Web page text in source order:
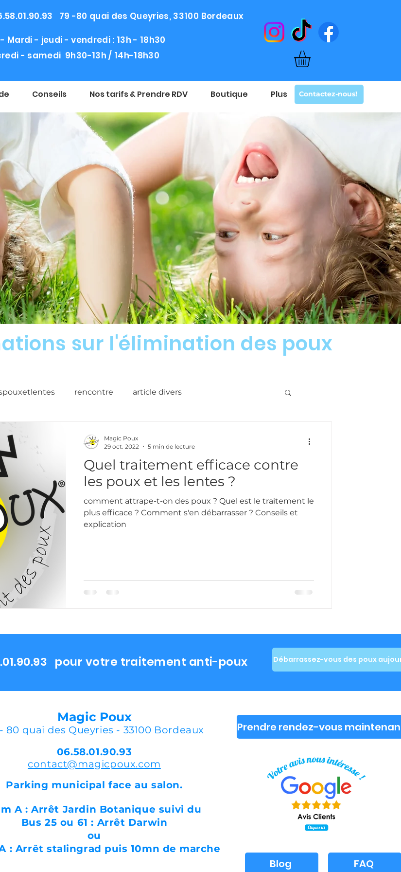
79 -80 quai des Queyries, 33100 Bordeaux
Mardi - jeudi - vendredi : 13h - 18h30
- samedi 9h30-13h / 14h-18h30
Conseils Nos tarifs & Prendre RDV Boutique Plus Contactez-nous!
sur l'élimination des poux
rencontre article divers
Quel traitement efficace contre
les poux et les lentes ?
comment attrape-t-on des poux ? Quel est le traitement le
plus efficace ? Comment s'en débarrasser ? Conseils et
explication
Magic Poux
29 oct. 2022
5 min de lecture
pour votre traitement anti-poux Débarrassez-vous des poux
Magic Poux
80 quai des Queyries - 33100 Bordeaux
06.58.01.90.93
contact@magicpoux.com
Parking municipal face au salon.
A :Arrêt Jardin Botanique suivi du
Bus 25 ou 61 : Arrêt Darwin
ou
: Arrêt stalingrad puis 10mn de marche
Prendre rendez-vous
Blog FAQ